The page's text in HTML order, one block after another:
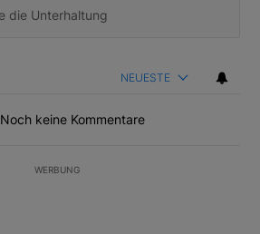
NEUESTE
Noch keine Kommentare
WERBUNG